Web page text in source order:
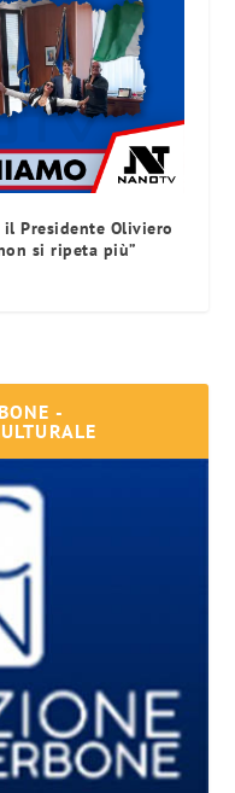
Presidente Oliviero
si ripeta più”
-